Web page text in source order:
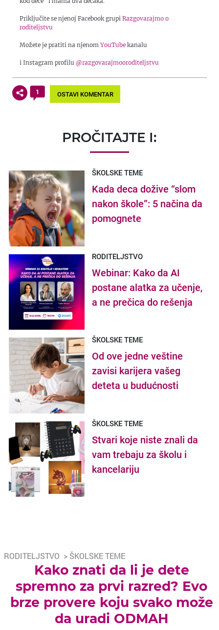
Priključite se njenoj Facebook grupi Razgovarajmo o
roditeljstvu
Možete je pratiti na njenom YouTube kanalu
i Instagram profilu @razgovarajmooroditeljstvu
1 OSTAVI KOMENTAR
PROČITAJTE I:
ŠKOLSKE TEME
Kada deca dožive “slom
nakon škole”: 5 načina da
pomognete
RODITELJSTVO
Webinar: Kako da AI
postane alatka za učenje,
a ne prečica do rešenja
ŠKOLSKE TEME
Od ove jedne veštine
zavisi karijera vašeg
deteta u budućnosti
ŠKOLSKE TEME
Stvari koje niste znali da
vam trebaju za školu i
kancelariju
RODITELJSTVO > ŠKOLSKE TEME
Kako znati da li je dete
spremno za prvi razred? Evo
brze provere koju svako može
da uradi ODMAH